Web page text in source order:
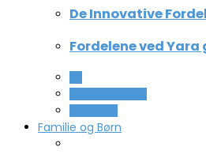
De Innovative
Fordelene ved
Familie og Børn